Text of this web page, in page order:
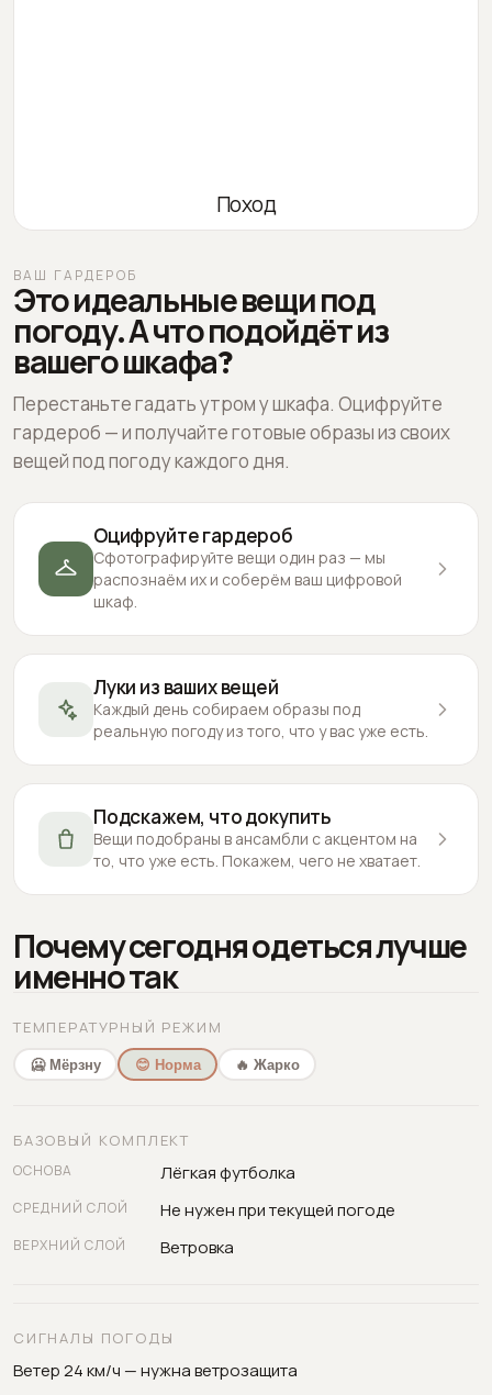
Поход
ВАШ ГАРДЕРОБ
Это идеальные вещи под
погоду. А что подойдёт из
вашего шкафа?
Перестаньте гадать утром у шкафа. Оцифруйте
гардероб — и получайте готовые образы из своих
вещей под погоду каждого дня.
Оцифруйте гардероб
Сфотографируйте вещи один раз — мы
распознаём их и соберём ваш цифровой
шкаф.
Луки из ваших вещей
Каждый день собираем образы под
реальную погоду из того, что у вас уже есть.
Подскажем, что докупить
Вещи подобраны в ансамбли с акцентом на
то, что уже есть. Покажем, чего не хватает.
Почему сегодня одеться лучше
именно так
ТЕМПЕРАТУРНЫЙ РЕЖИМ
🥶 Мёрзну 😊 Норма 🔥 Жарко
БАЗОВЫЙ КОМПЛЕКТ
ОСНОВА Лёгкая футболка
СРЕДНИЙ СЛОЙ Не нужен при текущей погоде
ВЕРХНИЙ СЛОЙ Ветровка
СИГНАЛЫ ПОГОДЫ
Ветер 24 км/ч — нужна ветрозащита